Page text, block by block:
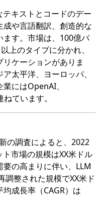
キストとコードのデー
や言語翻訳、創造的な
ます。市場は、100億パ
上のタイプに分かれ、
ケーションがありま
太平洋、ヨーロッパ、
にはOpenAI、
ています。
の調査によると、2022
市場の規模はXX米ドル
の高まりに伴い、LLM
整された規模でXX米ド
成長率（CAGR）は